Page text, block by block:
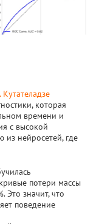
которая
времени и
с высокой
из нейросетей, где
потери массы
Это значит, что
поведение